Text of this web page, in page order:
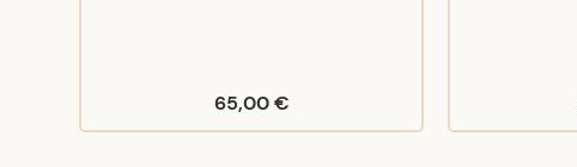
65,00 €